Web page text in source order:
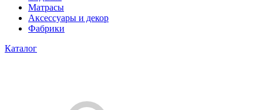
Матрасы
Аксессуары и декор
Фабрики
Каталог